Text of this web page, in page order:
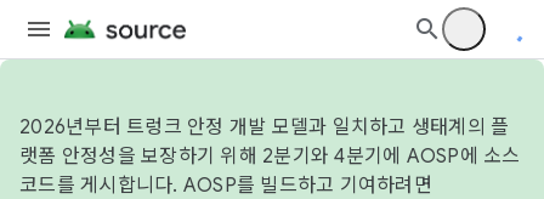
2026년부터 트렁크 안정 개발 모델과 일치하고 생태계의 플
랫폼 안정성을 보장하기 위해 2분기와 4분기에 AOSP에 소스
코드를 게시합니다. AOSP를 빌드하고 기여하려면